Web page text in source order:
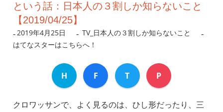
という話：日本人の３割しか知らないこと
【2019/04/25】
2019年4月25日 nanigoto
TV_日本人の３割しか知らないこと
はてなスターはこちらへ！
H F T P
クロワッサンで、よく見るのは、ひし形だったり、三